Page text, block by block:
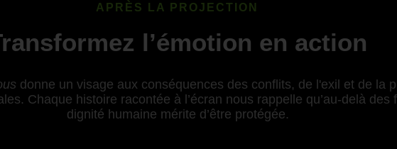
APRÈS LA PROJECTION
l’émotion en action
donne un visage aux conséquences des conflits, de l'exil et de la
Chaque histoire racontée à l’écran nous rappelle qu’au-delà des
dignité humaine mérite d’être protégée.